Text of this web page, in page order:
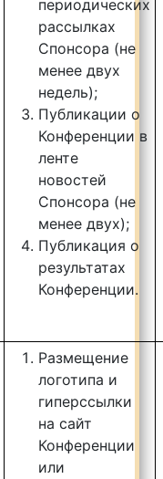
периодических
рассылках
Спонсора (не
менее двух
недель);
Публикации о
Конференции в
ленте
новостей
Спонсора (не
менее двух);
Публикация о
результатах
Конференции.
Размещение
логотипа и
гиперссылки
на сайт
Конференции
или